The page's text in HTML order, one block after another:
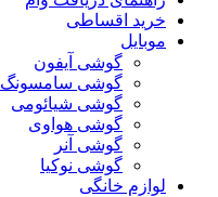
خرید اقساطی
موبایل
گوشی آیفون
گوشی سامسونگ
گوشی شیائومی
گوشی هواوی
گوشی آنر
گوشی نوکیا
لوازم خانگی